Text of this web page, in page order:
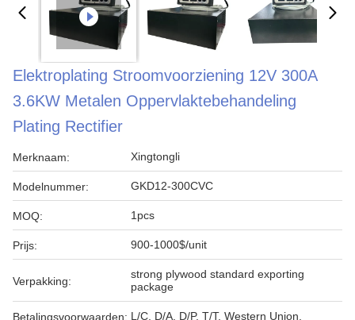
Elektroplating Stroomvoorziening 12V 300A
3.6KW Metalen Oppervlaktebehandeling
Plating Rectifier
Merknaam: Xingtongli
Modelnummer: GKD12-300CVC
MOQ: 1pcs
Prijs: 900-1000$/unit
Verpakking:
strong plywood standard exporting
package
Betalingsvoorwaarden: L/C, D/A, D/P, T/T, Western Union,